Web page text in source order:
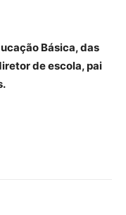
Básica, das
de escola, pai